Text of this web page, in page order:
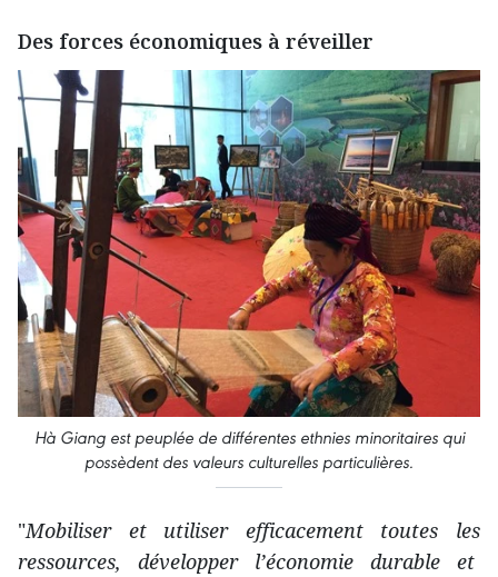
Des forces économiques à réveiller
Hà Giang est peuplée de différentes ethnies minoritaires qui
possèdent des valeurs culturelles particulières.
"Mobiliser et utiliser efficacement toutes les
ressources, développer l’économie durable et